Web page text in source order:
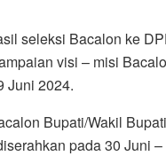
seleksi Bacalon ke
visi – misi
Juni 2024.
Bupati/Wakil
pada 30 Juni